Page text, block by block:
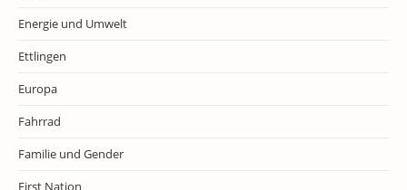
Energie und Umwelt
Ettlingen
Europa
Fahrrad
Familie und Gender
First Nation